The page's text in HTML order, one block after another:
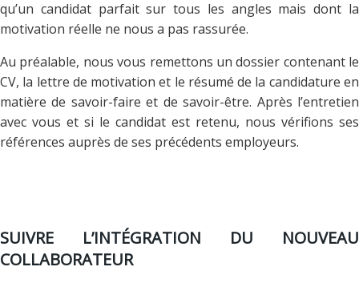
qu’un candidat parfait sur tous les angles mais dont la
motivation réelle ne nous a pas rassurée.
Au préalable, nous vous remettons un dossier contenant le
CV, la lettre de motivation et le résumé de la candidature en
matière de savoir-faire et de savoir-être. Après l’entretien
avec vous et si le candidat est retenu, nous vérifions ses
références auprès de ses précédents employeurs.
SUIVRE L’INTÉGRATION DU NOUVEAU
COLLABORATEUR